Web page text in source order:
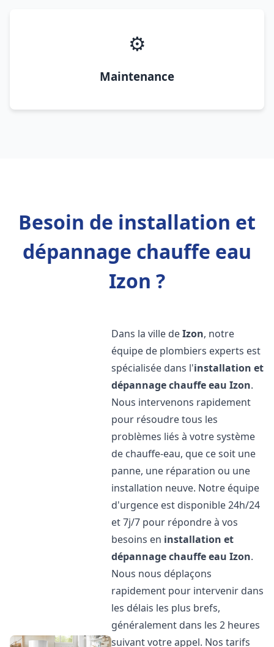
⚙️
Maintenance
Besoin de installation et
dépannage chauffe eau
Izon ?
Dans la ville deIzon, notre
équipe de plombiers experts est
spécialisée dans l'installation et
dépannage chauffe eau Izon.
Nous intervenons rapidement
pour résoudre tous les
problèmes liés à votre système
de chauffe-eau, que ce soit une
panne, une réparation ou une
installation neuve. Notre équipe
d'urgence est disponible 24h/24
et 7j/7 pour répondre à vos
besoins en installation et
dépannage chauffe eau Izon.
Nous nous déplaçons
rapidement pour intervenir dans
les délais les plus brefs,
généralement dans les 2 heures
suivant votre appel. Nos tarifs